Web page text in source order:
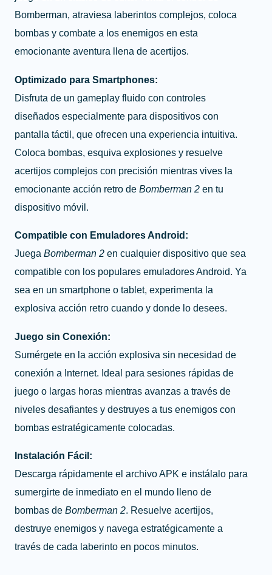
Bomberman, atraviesa laberintos complejos, coloca
bombas y combate a los enemigos en esta
emocionante aventura llena de acertijos.
Optimizado para Smartphones:
Disfruta de un gameplay fluido con controles
diseñados especialmente para dispositivos con
pantalla táctil, que ofrecen una experiencia intuitiva.
Coloca bombas, esquiva explosiones y resuelve
acertijos complejos con precisión mientras vives la
emocionante acción retro de Bomberman 2 en tu
dispositivo móvil.
Compatible con Emuladores Android:
Juega Bomberman 2 en cualquier dispositivo que sea
compatible con los populares emuladores Android. Ya
sea en un smartphone o tablet, experimenta la
explosiva acción retro cuando y donde lo desees.
Juego sin Conexión:
Sumérgete en la acción explosiva sin necesidad de
conexión a Internet. Ideal para sesiones rápidas de
juego o largas horas mientras avanzas a través de
niveles desafiantes y destruyes a tus enemigos con
bombas estratégicamente colocadas.
Instalación Fácil:
Descarga rápidamente el archivo APK e instálalo para
sumergirte de inmediato en el mundo lleno de
bombas de Bomberman 2. Resuelve acertijos,
destruye enemigos y navega estratégicamente a
través de cada laberinto en pocos minutos.